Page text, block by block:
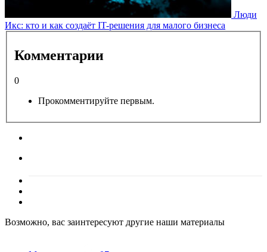
Люди
Икс: кто и как создаёт IT-решения для малого бизнеса
Комментарии
0
Прокомментируйте первым.
Возможно, вас заинтересуют другие наши материалы